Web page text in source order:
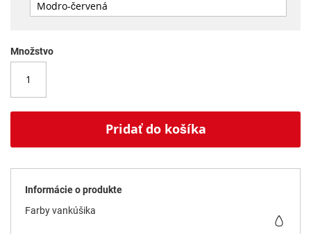
Množstvo
Pridať do košíka
Informácie o produkte
Farby vankúšika